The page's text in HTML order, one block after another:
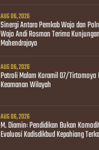
AUG 06, 2026
Sinergi Antara Pemkab Wajo dan
Wajo Andi Rosman Terima
Mahendrajaya
AUG 06, 2026
Patroli Malam Koramil 07/Tirtomoyo
Keamanan Wilayah
AUG 06, 2026
M. Diamin: Pendidikan Bukan
Evaluasi Kadisdikbud Kepahiang